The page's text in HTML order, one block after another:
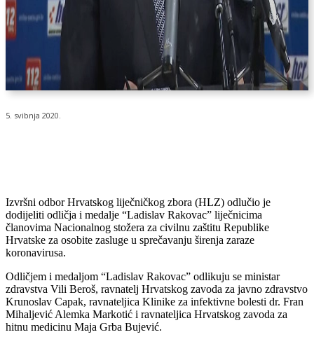
5. svibnja 2020.
Izvršni odbor Hrvatskog liječničkog zbora (HLZ) odlučio je
dodijeliti odličja i medalje “Ladislav Rakovac” liječnicima
članovima Nacionalnog stožera za civilnu zaštitu Republike
Hrvatske za osobite zasluge u sprečavanju širenja zaraze
koronavirusa.
Odličjem i medaljom “Ladislav Rakovac” odlikuju se ministar
zdravstva Vili Beroš, ravnatelj Hrvatskog zavoda za javno zdravstvo
Krunoslav Capak, ravnateljica Klinike za infektivne bolesti dr. Fran
Mihaljević Alemka Markotić i ravnateljica Hrvatskog zavoda za
hitnu medicinu Maja Grba Bujević.